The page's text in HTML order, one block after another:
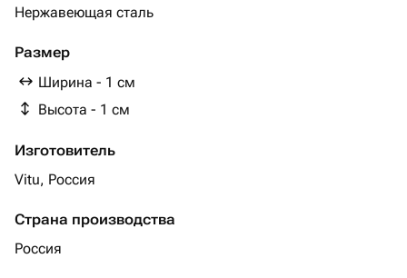
Нержавеющая сталь
Размер
Ширина - 1 см
Высота - 1 см
Изготовитель
Vitu, Россия
Страна производства
Россия